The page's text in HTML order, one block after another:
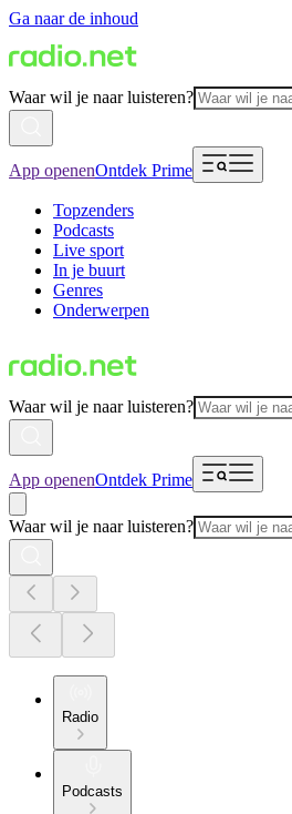
Ga naar de inhoud
Waar wil je naar luisteren?
App openenOntdek Prime
Topzenders
Podcasts
Live sport
In je buurt
Genres
Onderwerpen
Waar wil je naar luisteren?
App openenOntdek Prime
Waar wil je naar luisteren?
Radio
Podcasts